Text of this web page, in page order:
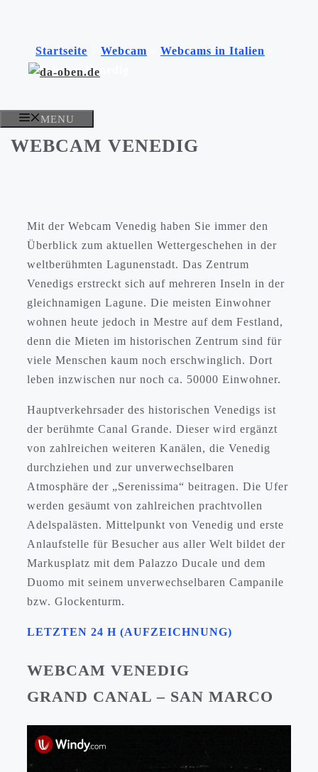
springen
MENU
Startseite Webcam Webcams in Italien
Webcam Venedig
WEBCAM VENEDIG
Mit der Webcam Venedig haben Sie immer den
Überblick zum aktuellen Wettergeschehen in der
weltberühmten Lagunenstadt. Das Zentrum
Venedigs erstreckt sich auf mehreren Inseln in der
gleichnamigen Lagune. Die meisten Einwohner
wohnen heute jedoch in Mestre auf dem Festland,
denn die Mieten im historischen Zentrum sind für
viele Menschen kaum noch erschwinglich. Dort
leben inzwischen nur noch ca. 50000 Einwohner.
Hauptverkehrsader des historischen Venedigs ist
der berühmte Canal Grande. Dieser wird ergänzt
von zahlreichen weiteren Kanälen, die Venedig
durchziehen und zur unverwechselbaren
Atmosphäre der „Serenissima“ beitragen. Die Ufer
werden gesäumt von zahlreichen prachtvollen
Adelspalästen. Mittelpunkt von Venedig und erste
Anlaufstelle für Besucher aus aller Welt bildet der
Markusplatz mit dem Palazzo Ducale und dem
Duomo mit seinem unverwechselbaren Campanile
bzw. Glockenturm.
LETZTEN 24 H (AUFZEICHNUNG)
WEBCAM VENEDIG
GRAND CANAL – SAN MARCO